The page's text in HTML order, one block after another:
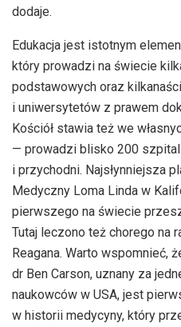
dodaje.
Edukacja jest istotnym
który prowadzi na świecie
podstawowych oraz
i uniwersytetów z prawem
Kościół stawia też we
— prowadzi blisko 200
i przychodni. Najsłynniejsza
Medyczny Loma Linda w
pierwszego na świecie
Tutaj leczono też chorego na
Reagana. Warto wspomnieć,
dr Ben Carson, uznany za
naukowców w USA, jest
w historii medycyny, który